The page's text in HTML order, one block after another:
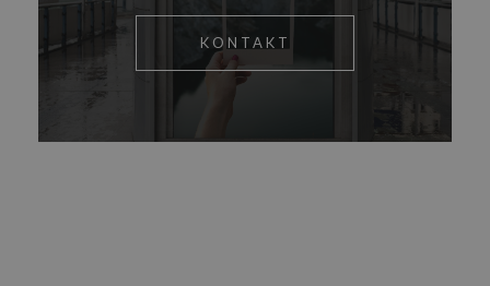
KONTAKT